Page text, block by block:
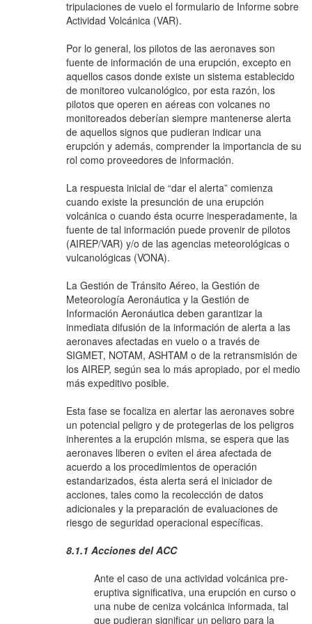
tripulaciones de vuelo el formulario de Informe sobre
Actividad Volcánica (VAR).
Por lo general, los pilotos de las aeronaves son
fuente de información de una erupción, excepto en
aquellos casos donde existe un sistema establecido
de monitoreo vulcanológico, por esta razón, los
pilotos que operen en aéreas con volcanes no
monitoreados deberían siempre mantenerse alerta
de aquellos signos que pudieran indicar una
erupción y además, comprender la importancia de su
rol como proveedores de información.
La respuesta inicial de “dar el alerta” comienza
cuando existe la presunción de una erupción
volcánica o cuando ésta ocurre inesperadamente, la
fuente de tal información puede provenir de pilotos
(AIREP/VAR) y/o de las agencias meteorológicas o
vulcanológicas (VONA).
La Gestión de Tránsito Aéreo, la Gestión de
Meteorología Aeronáutica y la Gestión de
Información Aeronáutica deben garantizar la
inmediata difusión de la información de alerta a las
aeronaves afectadas en vuelo o a través de
SIGMET, NOTAM, ASHTAM o de la retransmisión de
los AIREP, según sea lo más apropiado, por el medio
más expeditivo posible.
Esta fase se focaliza en alertar las aeronaves sobre
un potencial peligro y de protegerlas de los peligros
inherentes a la erupción misma, se espera que las
aeronaves liberen o eviten el área afectada de
acuerdo a los procedimientos de operación
estandarizados, ésta alerta será el iniciador de
acciones, tales como la recolección de datos
adicionales y la preparación de evaluaciones de
riesgo de seguridad operacional específicas.
8.1.1 Acciones del ACC
Ante el caso de una actividad volcánica pre-
eruptiva significativa, una erupción en curso o
una nube de ceniza volcánica informada, tal
que pudieran significar un peligro para la